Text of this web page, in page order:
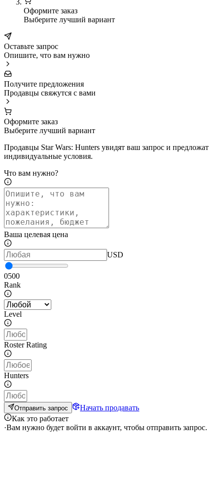
Оформите заказ
Выберите лучший вариант
Оставьте запрос
Опишите, что вам нужно
Получите предложения
Продавцы свяжутся с вами
Оформите заказ
Выберите лучший вариант
Продавцы Star Wars: Hunters увидят ваш запрос и предложат
индивидуальные условия.
Что вам нужно?
Ваша целевая цена
USD
0500
Rank
Level
Roster Rating
Hunters
Отправить запрос
Начать продавать
Как это работает
·Вам нужно будет войти в аккаунт, чтобы отправить запрос.